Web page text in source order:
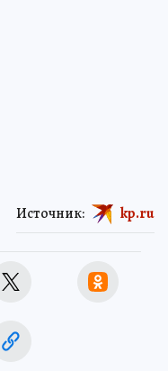
Источник: kp.ru